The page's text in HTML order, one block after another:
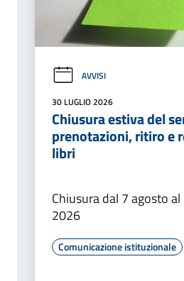
AVVISI
30 LUGLIO 2026
Chiusura estiva del
prenotazioni, ritiro e
libri
Chiusura dal 7 agosto
2026
Comunicazione istituzionale